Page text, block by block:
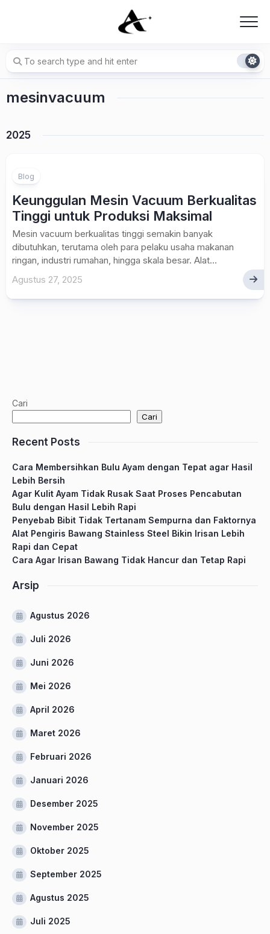
mesinvacuum
2025
Blog
Keunggulan Mesin Vacuum Berkualitas
Tinggi untuk Produksi Maksimal
Mesin vacuum berkualitas tinggi semakin banyak
dibutuhkan, terutama oleh para pelaku usaha makanan
ringan, industri rumahan, hingga skala besar. Alat...
Agustus 27, 2025
Cari
Cari
Recent Posts
Cara Membersihkan Bulu Ayam dengan Tepat agar Hasil
Lebih Bersih
Agar Kulit Ayam Tidak Rusak Saat Proses Pencabutan
Bulu dengan Hasil Lebih Rapi
Penyebab Bibit Tidak Tertanam Sempurna dan Faktornya
Alat Pengiris Bawang Stainless Steel Bikin Irisan Lebih
Rapi dan Cepat
Cara Agar Irisan Bawang Tidak Hancur dan Tetap Rapi
Arsip
Agustus 2026
Juli 2026
Juni 2026
Mei 2026
April 2026
Maret 2026
Februari 2026
Januari 2026
Desember 2025
November 2025
Oktober 2025
September 2025
Agustus 2025
Juli 2025